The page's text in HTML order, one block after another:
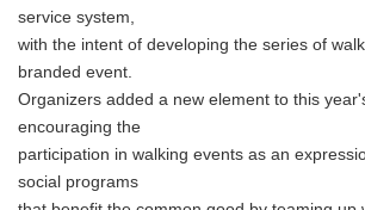
service system,
with the intent of developing the series of
branded event.
Organizers added a new element to this
encouraging the
participation in walking events as an
social programs